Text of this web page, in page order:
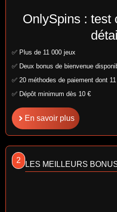
OnlySpins : test
✅ Plus de 11 000 jeux
✅ Deux bonus de bienvenue
✅ 20 méthodes de paiement dont
✅ Dépôt minimum dès 10 €
En savoir plus
2 LES MEILLEURS